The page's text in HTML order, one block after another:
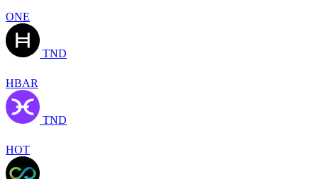
ONE
TND
HBAR
TND
HOT